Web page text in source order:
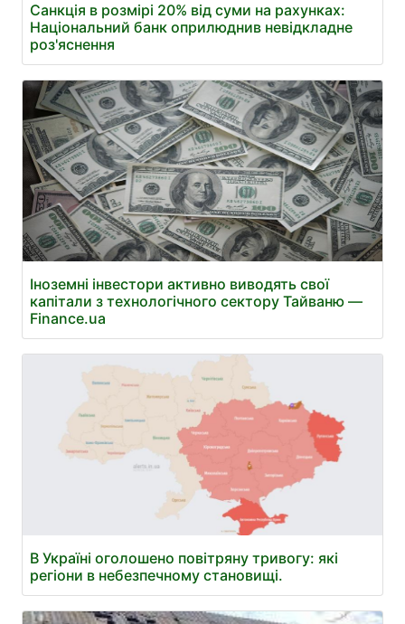
Санкція в розмірі 20% від суми на рахунках:
Національний банк оприлюднив невідкладне
роз'яснення
Іноземні інвестори активно виводять свої
капітали з технологічного сектору Тайваню —
Finance.ua
В Україні оголошено повітряну тривогу: які
регіони в небезпечному становищі.